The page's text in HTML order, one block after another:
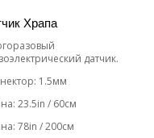
Храпа
датчик.
1.5мм
23.5in / 60см
78in / 200см